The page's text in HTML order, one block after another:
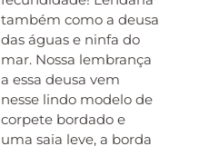
também como a deusa
das águas e ninfa do
mar. Nossa lembrança
a essa deusa vem
nesse lindo modelo de
corpete bordado e
uma saia leve, a borda